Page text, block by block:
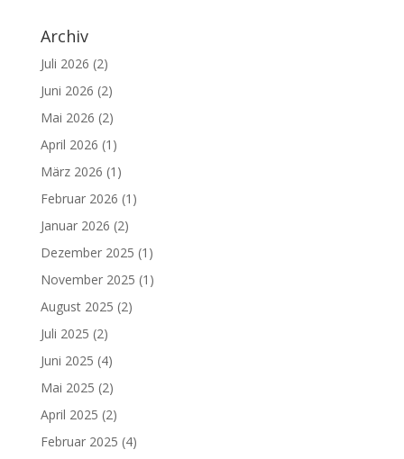
Archiv
Juli 2026 (2)
Juni 2026 (2)
Mai 2026 (2)
April 2026 (1)
März 2026 (1)
Februar 2026 (1)
Januar 2026 (2)
Dezember 2025 (1)
November 2025 (1)
August 2025 (2)
Juli 2025 (2)
Juni 2025 (4)
Mai 2025 (2)
April 2025 (2)
Februar 2025 (4)